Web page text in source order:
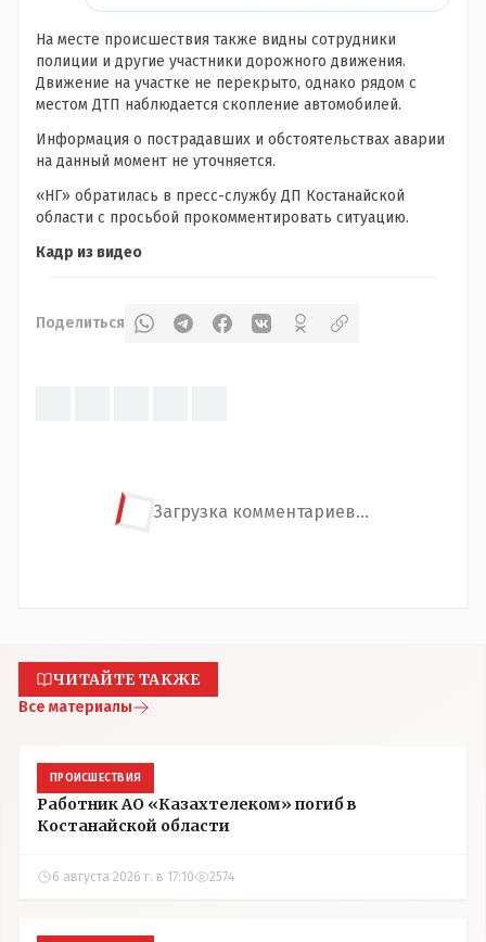
На месте происшествия также видны сотрудники
полиции и другие участники дорожного движения.
Движение на участке не перекрыто, однако рядом с
местом ДТП наблюдается скопление автомобилей.
Информация о пострадавших и обстоятельствах аварии
на данный момент не уточняется.
«НГ» обратилась в пресс-службу ДП Костанайской
области с просьбой прокомментировать ситуацию.
Кадр из видео
Поделиться
Загрузка комментариев...
ЧИТАЙТЕ ТАКЖЕ
Все материалы
ПРОИСШЕСТВИЯ
Работник АО «Казахтелеком» погиб в
Костанайской области
6 августа 2026 г. в 17:10 2574